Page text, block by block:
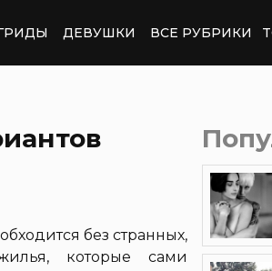
ДЕВУШКИ ВСЕ РУБРИКИ
без странных,
которые сами